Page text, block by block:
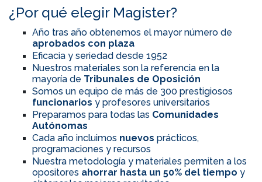
¿Por qué elegir Magister?
Año tras año obtenemos el mayor número de
aprobados con plaza
Eficacia y seriedad desde 1952
Nuestros materiales son la referencia en la
mayoría de Tribunales de Oposición
Somos un equipo de más de 300 prestigiosos
funcionarios y profesores universitarios
Preparamos para todas las Comunidades
Autónomas
Cada año incluimos nuevos prácticos,
programaciones y recursos
Nuestra metodología y materiales permiten a los
opositores ahorrar hasta un 50% del tiempo y